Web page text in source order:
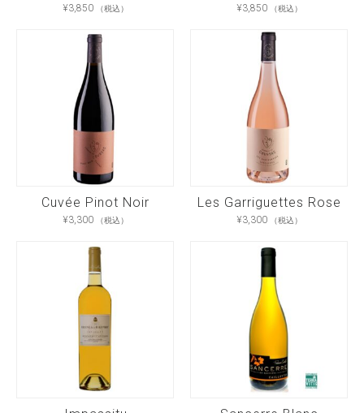
¥3,850 （税込） ¥3,850 （税込）
Cuvée Pinot Noir
¥3,300 （税込）
Les Garriguettes Rose
¥3,300 （税込）